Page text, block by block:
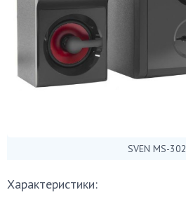
SVEN MS-302
Характеристики: